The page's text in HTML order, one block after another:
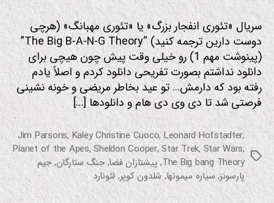
سریال «تئوری انفجار بزرگ» یا «تئوری مهبانگ» (هرچی
دوست دارین ترجمه کنید) “The Big B-A-N-G Theory”
(پینوشت مهم 1) رو خیلی وقت پیش چون هیچی برای
دانلود نداشتم بصورت تفریحی دانلود کردم و اصلاً یادم
رفته بود که دارمش… تو عید بخاطر مریضی و خونه نشینی
فرصتی شد تا دی وی دی هام و دانلودها […]
برچسب‌ها
Jim Parsons,Kaley Christine Cuoco, Leonard Hofstadter,
Planet of the Apes,Sheldon Cooper,Star Trek, Star Wars,
The Big bang Theory
, پیشتازان فضا,جنگ ستارگان,جیم
پارسونز, سیاره میمونها,شلدون کوپر,لئونارد